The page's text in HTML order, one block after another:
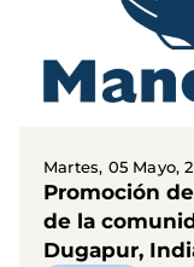
Martes, 05 Mayo,
Promoción
de la
Dugapur,